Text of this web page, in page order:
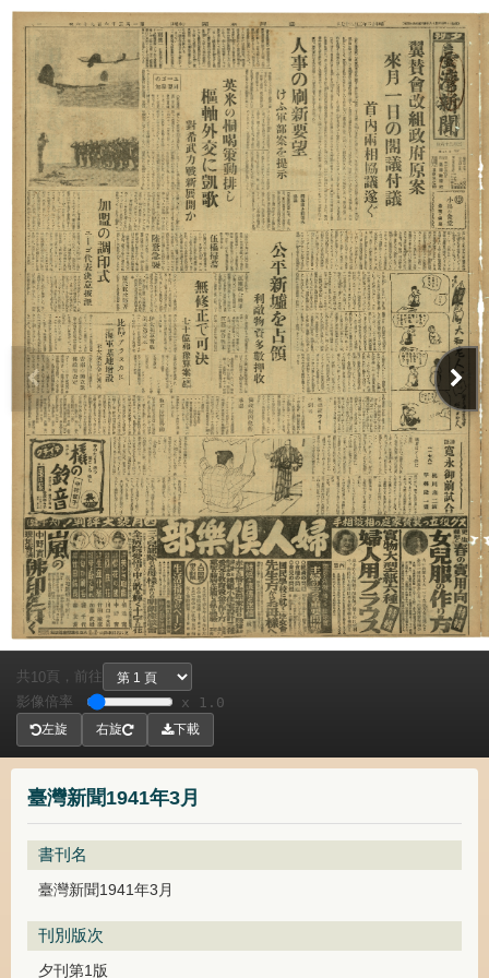
臺灣新聞1941年3月
書刊名
臺灣新聞1941年3月
刊別版次
夕刊第1版
共 10頁， 前往
影像倍率
x 1.0
左旋 右旋 下載